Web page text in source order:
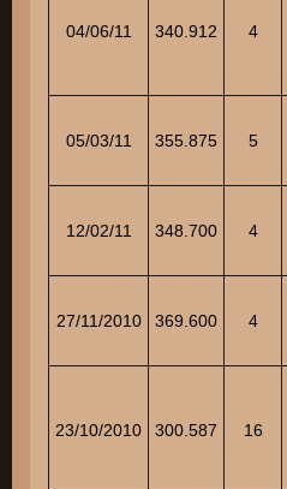
04/06/11 340.912 4
05/03/11 355.875 5
12/02/11 348.700 4
27/11/2010 369.600 4
23/10/2010 300.587 16